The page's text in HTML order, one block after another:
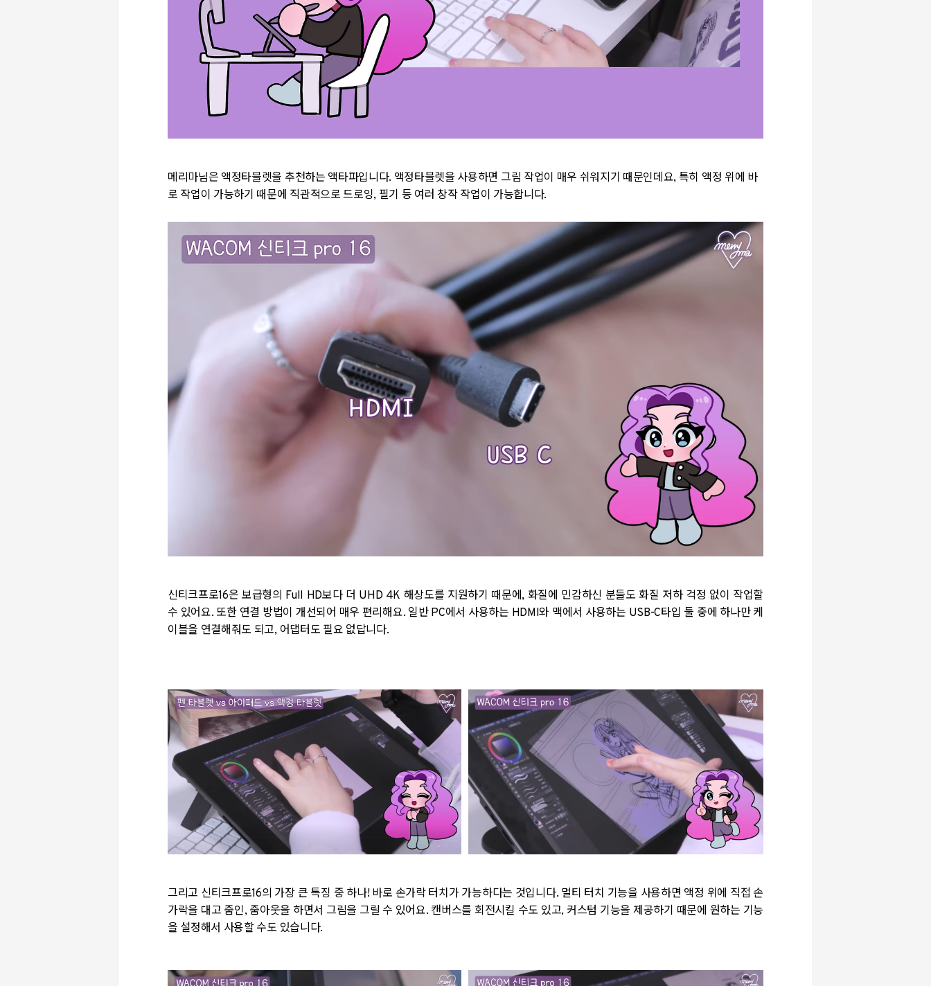
메리마님은 액정타블렛을 추천하는 액타파입니다. 액정타블렛을 사용하면 그림 작업이 매우 쉬워지기 때문인데요, 특히 액정 위에 바
로 작업이 가능하기 때문에 직관적으로 드로잉, 필기 등 여러 창작 작업이 가능합니다.
신티크프로16은 보급형의 Full HD보다 더 UHD 4K 해상도를 지원하기 때문에, 화질에 민감하신 분들도 화질 저하 걱정 없이 작업할
수 있어요. 또한 연결 방법이 개선되어 매우 편리해요. 일반 PC에서 사용하는 HDMI와 맥에서 사용하는 USB-C타입 둘 중에 하나만 케
이블을 연결해줘도 되고, 어댑터도 필요 없답니다.
그리고 신티크프로16의 가장 큰 특징 중 하나! 바로 손가락 터치가 가능하다는 것입니다. 멀티 터치 기능을 사용하면 액정 위에 직접 손
가락을 대고 줌인, 줌아웃을 하면서 그림을 그릴 수 있어요. 캔버스를 회전시킬 수도 있고, 커스텀 기능을 제공하기 때문에 원하는 기능
을 설정해서 사용할 수도 있습니다.